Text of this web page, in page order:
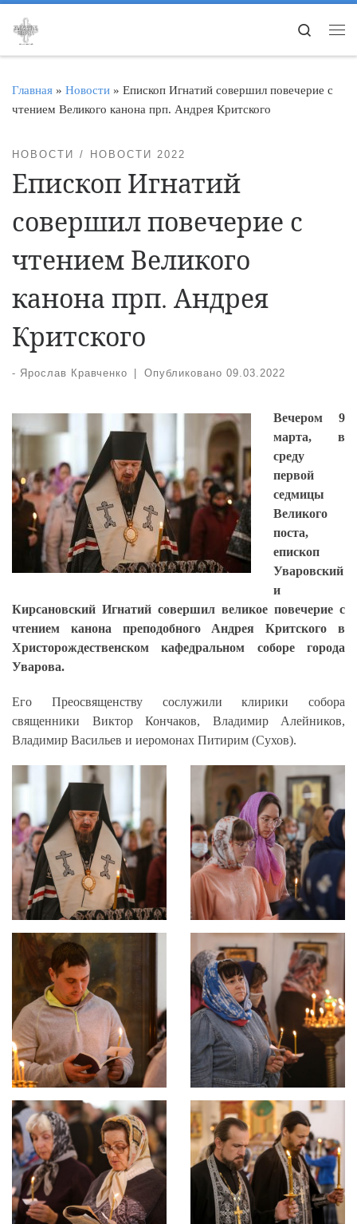
Перейти к содержимому
Search
Главная » Новости » Епископ Игнатий совершил повечерие с
чтением Великого канона прп. Андрея Критского
НОВОСТИ НОВОСТИ 2022
Епископ Игнатий
совершил повечерие с
чтением Великого
канона прп. Андрея
Критского
- Ярослав Кравченко Опубликовано 09.03.2022
Вечером 9
марта, в
среду
первой
седмицы
Великого
поста,
епископ
Уваровский
и
Кирсановский Игнатий совершил великое повечерие с
чтением канона преподобного Андрея Критского в
Христорождественском кафедральном соборе города
Уварова.
Его Преосвященству сослужили клирики собора
священники Виктор Кончаков, Владимир Алейников,
Владимир Васильев и иеромонах Питирим (Сухов).